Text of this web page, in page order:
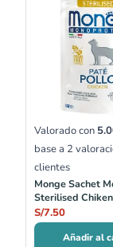
Valorado con
base a 2
clientes
Monge Sachet
Sterilised
S/7.50
Añadir al